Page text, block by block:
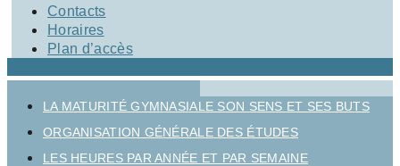
Contacts
Horaires
Plan d’accès
LA MATURITÉ GYMNASIALE SON SENS ET SES BUTS
ORGANISATION GÉNÉRALE DES ÉTUDES
LES HEURES PAR ANNÉE ET PAR SEMAINE